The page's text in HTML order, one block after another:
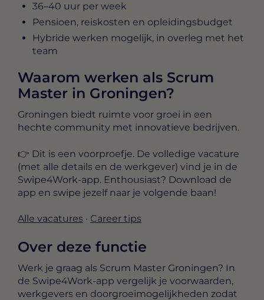
36–40 uur per week
Pensioen, reiskosten en opleidingsbudget
Hybride werken mogelijk, in overleg met het
team
Waarom werken als Scrum
Master in Groningen?
Groningen biedt ruimte voor groei in een
hechte community met innovatieve bedrijven.
👉 Dit is een voorproefje. De volledige vacature
(met alle details en de werkgever) vind je in de
Swipe4Work-app. Enthousiast? Download de
app en swipe jezelf naar je volgende baan!
Alle vacatures · Career tips
Over deze functie
Werk je graag als Scrum Master Groningen? In
de Swipe4Work-app vergelijk je voorwaarden,
werkgevers en doorgroeimogelijkheden zodat